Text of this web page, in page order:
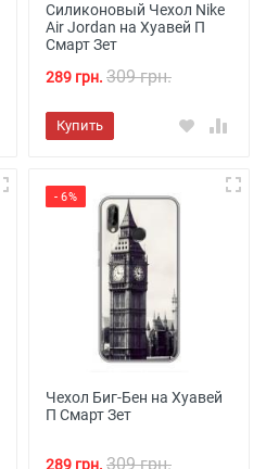
Силиконовый Чехол Nike
Air Jordan на Хуавей П
Смарт Зет
289 грн. 309 грн.
Купить
- 6%
Чехол Биг-Бен на Хуавей
П Смарт Зет
289 грн. 309 грн.